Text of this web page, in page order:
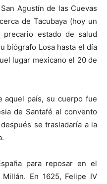
Agustín de las Cuevas
de Tacubaya (hoy un
estado de salud
biógrafo Losa hasta el día
lugar mexicano el 20 de
aquel país, su cuerpo fue
de Santafé al convento
se trasladaría a la
para reposar en el
En 1625, Felipe IV